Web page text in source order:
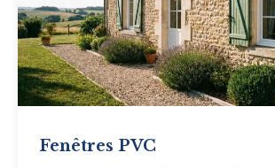
Fenêtres PVC